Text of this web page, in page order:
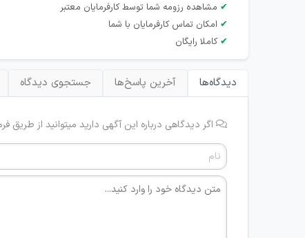
✔ مشاهده رزومه شما توسط کارفرمایان معتبر
✔ امکان تماس کارفرمایان با شما
✔ کاملا رایگان
دیدگاه‌ها آخرین پاسخ‌ها جستجوی دیدگاه
اگر دیدگاهی درباره این آگهی دارید میتوانید از